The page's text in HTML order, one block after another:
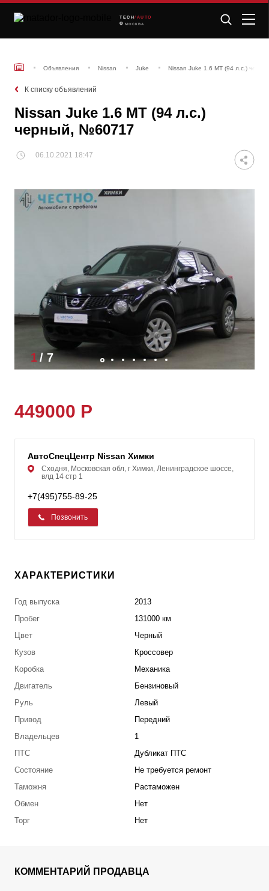
TECH /AUTO
МОСКВА
Объявления Nissan Juke Nissan Juke 1.6 MT (94 л.с.)
К списку объявлений
Nissan Juke 1.6 MT (94 л.с.)
черный, №60717
06.10.2021 18:47
1/7
449000 Р
АвтоСпецЦентр Nissan Химки
Сходня, Московская обл, г Химки, Ленинградское шоссе,
влд 14 стр 1
+7(495)755-89-25
Позвонить
ХАРАКТЕРИСТИКИ
Год выпуска
2013
Пробег
131000 км
Цвет
Черный
Кузов
Кроссовер
Коробка
Механика
Двигатель
Бензиновый
Руль
Левый
Привод
Передний
Владельцев
1
ПТС
Дубликат ПТС
Состояние
Не требуется ремонт
Таможня
Растаможен
Обмен
Нет
Торг
Нет
КОММЕНТАРИЙ ПРОДАВЦА